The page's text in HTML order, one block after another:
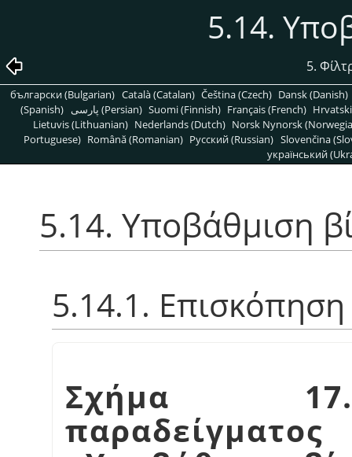
5.14.
5.
български (Bulgarian) Català (Catalan) Čeština (Czech) Dansk (Danish)
(Spanish)
پارسی (Persian) Suomi (Finnish) Français (French)
Lietuvis (Lithuanian) Nederlands (Dutch) Norsk Nynorsk
Portuguese) Română (Romanian) Pусский (Russian) Slovenčina
український
5.14. Υποβάθμιση
5.14.1. Επισκόπηση
Σχήμα